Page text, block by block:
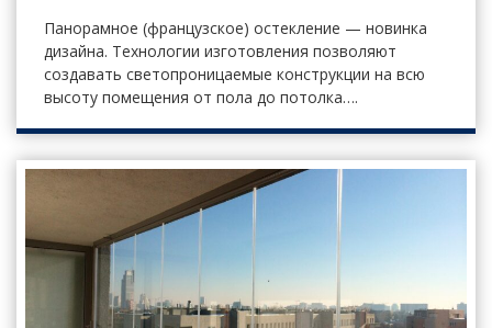
Панорамное (французское) остекление — новинка
дизайна. Технологии изготовления позволяют
создавать светопроницаемые конструкции на всю
высоту помещения от пола до потолка….